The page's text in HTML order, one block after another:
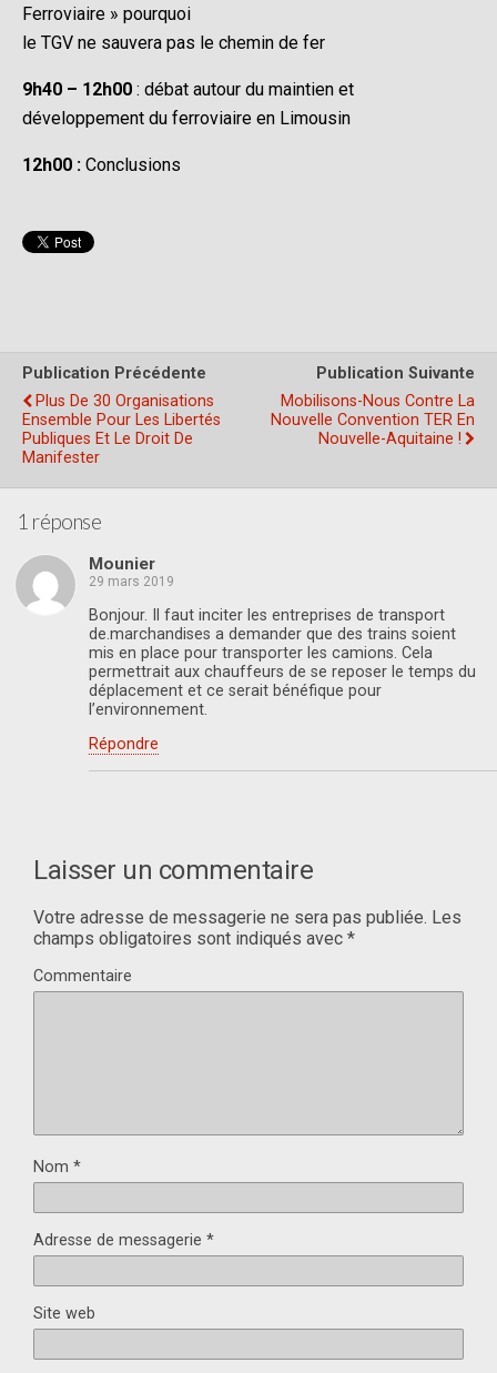
Ferroviaire » pourquoi
le TGV ne sauvera pas le chemin de fer
9h40 – 12h00 : débat autour du maintien et
développement du ferroviaire en Limousin
12h00 : Conclusions
Publication Précédente
Plus De 30 Organisations
Ensemble Pour Les Libertés
Publiques Et Le Droit De
Manifester
Publication Suivante
Mobilisons-Nous Contre La
Nouvelle Convention TER En
Nouvelle-Aquitaine !
1 réponse
Mounier
29 mars 2019
Bonjour. Il faut inciter les entreprises de transport
de.marchandises a demander que des trains soient
mis en place pour transporter les camions. Cela
permettrait aux chauffeurs de se reposer le temps du
déplacement et ce serait bénéfique pour
l’environnement.
Répondre
Laisser un commentaire
Votre adresse de messagerie ne sera pas publiée. Les
champs obligatoires sont indiqués avec *
Commentaire
Nom *
Adresse de messagerie *
Site web